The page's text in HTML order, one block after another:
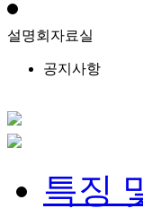
설명회자료실
공지사항
특징